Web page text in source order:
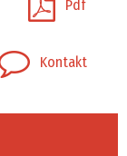
Pdf
Kontakt